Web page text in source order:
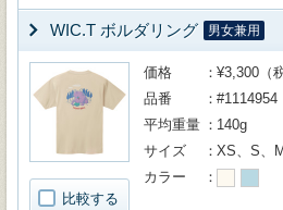
WIC.T ボルダリング 男女兼用
比較する
価格
¥3,300（
品番
#1114954
平均重量
140g
サイズ
XS、S、
カラー